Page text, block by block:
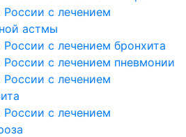
России с лечением
астмы
с лечением бронхита
России с лечением пневмонии
России с лечением
России с лечением